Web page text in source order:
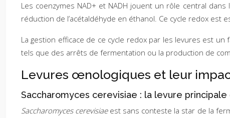
Les coenzymes NAD+ et NADH jouent un rôle central
réduction de l’acétaldéhyde en éthanol. Ce cycle redox
La gestion efficace de ce cycle redox par les levures est
tels que des arrêts de fermentation ou la production de
Levures œnologiques et leur
Saccharomyces cerevisiae : la levure principale
Saccharomyces cerevisiae est sans conteste la star de la